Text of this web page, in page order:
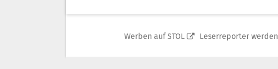
Werben auf STOL Leserreporter werden